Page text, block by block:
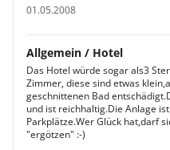
01.05.2008
Allgemein / Hotel
Das Hotel würde sogar als3
Zimmer, diese sind etwas
geschnittenen Bad
und ist reichhaltig.Die Anlage
Parkplätze.Wer Glück hat,darf
"ergötzen" :-)